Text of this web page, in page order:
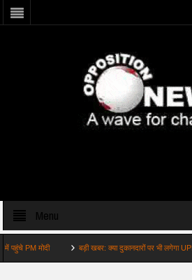
Menu
बड़ी खबर: क्या दुकानदारों पर भी लगेगा UPI चार्ज आया ये बड…